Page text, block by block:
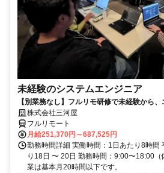
未経験のシステムエンジニア
【別業務なし】フルリモ研修で未経験から、
株式会社三河屋
フルリモート
月給251,370円～687,525円
勤務時間詳細 実働時間：1日あたり8時間
り18日 〜 20日 勤務時間：9:00〜18:00
業は基本月20時間以下です。